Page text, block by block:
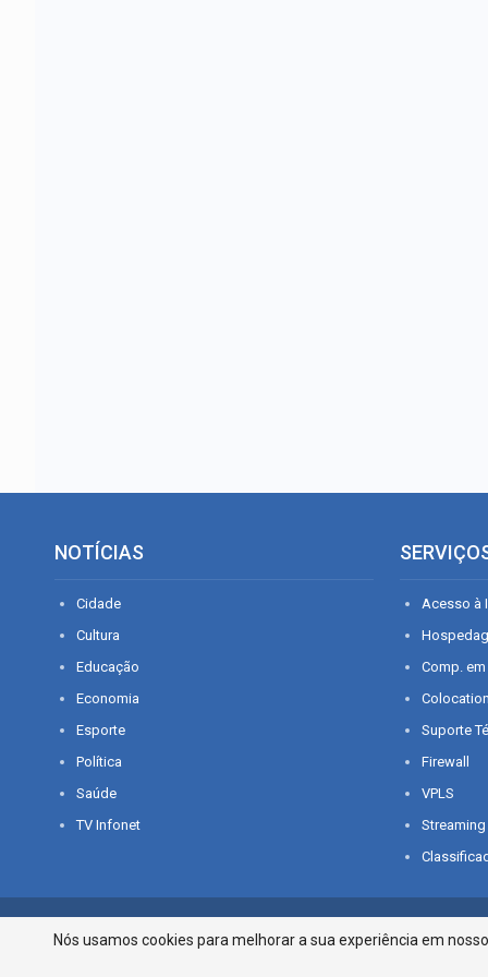
NOTÍCIAS
Cidade
Cultura
Educação
Economia
Esporte
Política
Saúde
TV Infonet
Acesso à
Comp.
Suporte
Firewall
VPLS
Streaming
© 2026 - O que é notícia em Sergipe. Todos os direitos reservados.
Nós usamos cookies para melhorar a sua experiência em